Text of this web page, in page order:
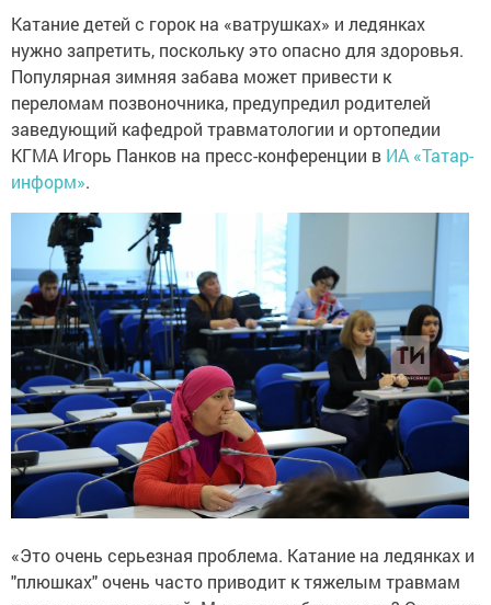
Катание детей с горок на «ватрушках» и ледянках
нужно запретить, поскольку это опасно для здоровья.
Популярная зимняя забава может привести к
переломам позвоночника, предупредил родителей
заведующий кафедрой травматологии и ортопедии
КГМА Игорь Панков на пресс-конференции в ИА «Татар-
информ».
«Это очень серьезная проблема. Катание на ледянках и
"плюшках" очень часто приводит к тяжелым травмам